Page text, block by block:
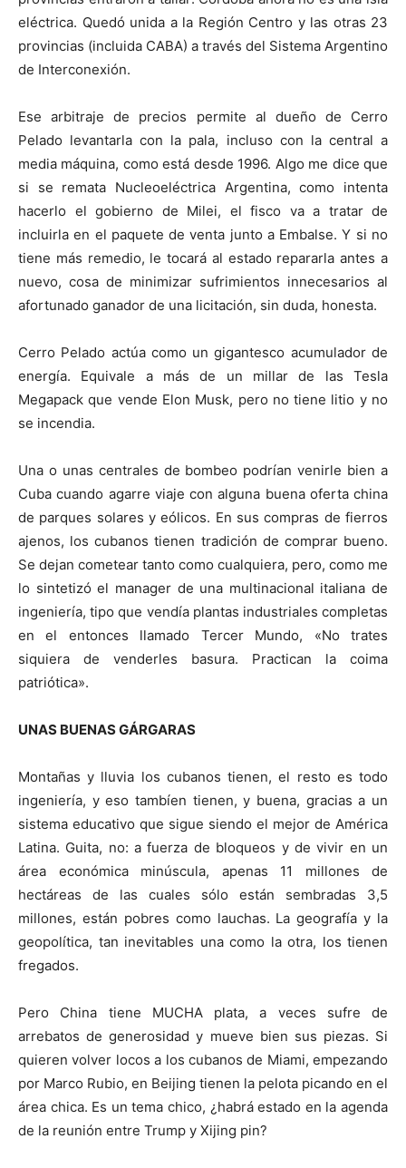
eléctrica. Quedó unida a la Región Centro y las otras 23
provincias (incluida CABA) a través del Sistema Argentino
de Interconexión.
Ese arbitraje de precios permite al dueño de Cerro
Pelado levantarla con la pala, incluso con la central a
media máquina, como está desde 1996. Algo me dice que
si se remata Nucleoeléctrica Argentina, como intenta
hacerlo el gobierno de Milei, el fisco va a tratar de
incluirla en el paquete de venta junto a Embalse. Y si no
tiene más remedio, le tocará al estado repararla antes a
nuevo, cosa de minimizar sufrimientos innecesarios al
afortunado ganador de una licitación, sin duda, honesta.
Cerro Pelado actúa como un gigantesco acumulador de
energía. Equivale a más de un millar de las Tesla
Megapack que vende Elon Musk, pero no tiene litio y no
se incendia.
Una o unas centrales de bombeo podrían venirle bien a
Cuba cuando agarre viaje con alguna buena oferta china
de parques solares y eólicos. En sus compras de fierros
ajenos, los cubanos tienen tradición de comprar bueno.
Se dejan cometear tanto como cualquiera, pero, como me
lo sintetizó el manager de una multinacional italiana de
ingeniería, tipo que vendía plantas industriales completas
en el entonces llamado Tercer Mundo, «No trates
siquiera de venderles basura. Practican la coima
patriótica».
UNAS BUENAS GÁRGARAS
Montañas y lluvia los cubanos tienen, el resto es todo
ingeniería, y eso tambíen tienen, y buena, gracias a un
sistema educativo que sigue siendo el mejor de América
Latina. Guita, no: a fuerza de bloqueos y de vivir en un
área económica minúscula, apenas 11 millones de
hectáreas de las cuales sólo están sembradas 3,5
millones, están pobres como lauchas. La geografía y la
geopolítica, tan inevitables una como la otra, los tienen
fregados.
Pero China tiene MUCHA plata, a veces sufre de
arrebatos de generosidad y mueve bien sus piezas. Si
quieren volver locos a los cubanos de Miami, empezando
por Marco Rubio, en Beijing tienen la pelota picando en el
área chica. Es un tema chico, ¿habrá estado en la agenda
de la reunión entre Trump y Xijing pin?